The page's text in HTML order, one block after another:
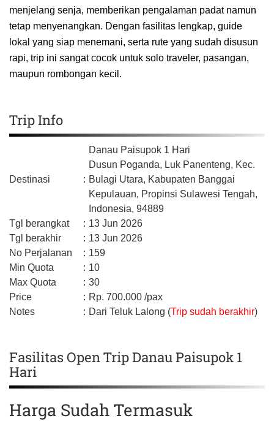
menjelang senja, memberikan pengalaman padat namun
tetap menyenangkan. Dengan fasilitas lengkap, guide
lokal yang siap menemani, serta rute yang sudah disusun
rapi, trip ini sangat cocok untuk solo traveler, pasangan,
maupun rombongan kecil.
Trip Info
Destinasi :
Danau Paisupok 1 Hari
Dusun Poganda, Luk Panenteng, Kec.
Bulagi Utara, Kabupaten Banggai
Kepulauan, Propinsi Sulawesi Tengah,
Indonesia, 94889
Tgl berangkat
: 13 Jun 2026
Tgl berakhir
: 13 Jun 2026
No Perjalanan
: 159
Min Quota
: 10
Max Quota
: 30
Price
: Rp. 700.000 /pax
Notes
: Dari Teluk Lalong (Trip sudah berakhir)
Fasilitas Open Trip Danau Paisupok 1
Hari
Harga Sudah Termasuk